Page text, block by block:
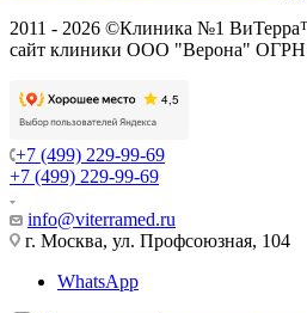
2011 - 2026 ©Клиника №1
сайт клиники ООО "Верона" ОГРН
+7 (499) 229-99-69
+7 (499) 229-99-69
info@viterramed.ru
г. Москва, ул. Профсоюзная, 104
WhatsApp